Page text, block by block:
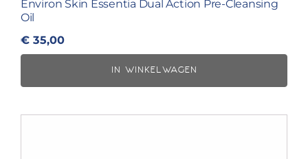
Environ Skin Essentia Dual Action Pre-Cleansing
Oil
€ 35,00
IN WINKELWAGEN